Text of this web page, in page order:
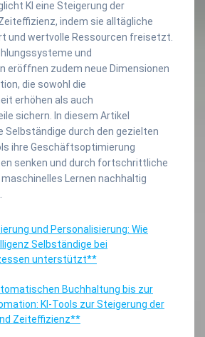
KI eine Steigerung der
indem sie alltägliche
und wertvolle Ressourcen freisetzt.
und
eröffnen zudem neue Dimensionen
die sowohl die
erhöhen als auch
sichern. In diesem Artikel
Selbständige durch den gezielten
ihre Geschäftsoptimierung
senken und durch fortschrittliche
Lernen nachhaltig
und Personalisierung: Wie
Selbständige bei
unterstützt**
Buchhaltung bis zur
KI-Tools zur Steigerung der
Zeiteffizienz**